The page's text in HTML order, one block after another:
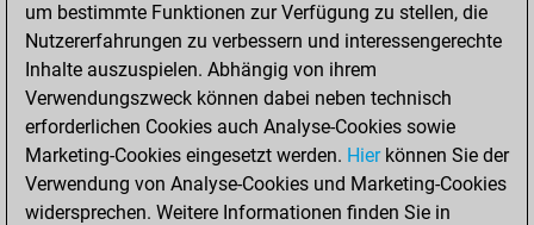
You played 3
blitz games
Play
You scored +0
=0 -3 in blitz
Sonntag, April 4,
2021
um bestimmte Funktionen zur Verfügung zu stellen, die
Nutzererfahrungen zu verbessern und interessengerechte
Inhalte auszuspielen. Abhängig von ihrem
Verwendungszweck können dabei neben technisch
erforderlichen Cookies auch Analyse-Cookies sowie
Marketing-Cookies eingesetzt werden. Hierkönnen Sie der
Verwendung von Analyse-Cookies und Marketing-Cookies
widersprechen. Weitere Informationen finden Sie in